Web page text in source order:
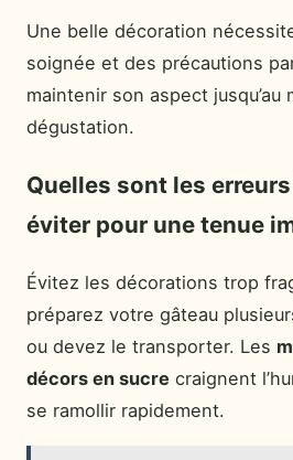
Une belle décoration
soignée et des précautions
maintenir son aspect jusqu’au
dégustation.
Quelles sont les
éviter pour une tenue
Évitez les décorations trop
préparez votre gâteau
ou devez le transporter. Les
décors en sucre craignent
se ramollir rapidement.